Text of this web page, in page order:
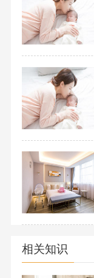
相关知识